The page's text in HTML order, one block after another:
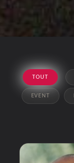
TOUT
EVENT